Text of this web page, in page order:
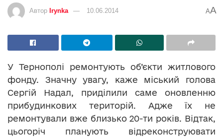
Автор Irynka 10.06.2014 AA
У Тернополі ремонтують об’єкти житлового
фонду. Значну увагу, каже міський голова
Сергій Надал, приділили саме оновленню
прибудинкових територій. Адже їх не
ремонтували вже близько 20-ти років. Відтак,
цьогоріч планують відреконструювати